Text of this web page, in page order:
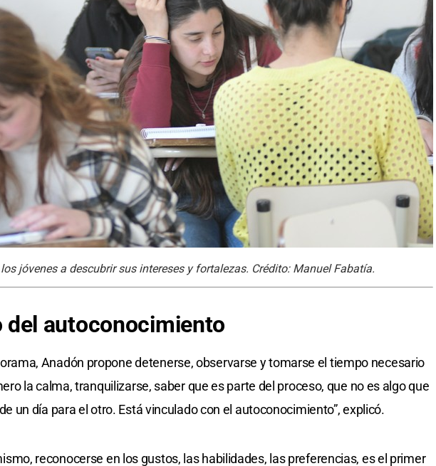
jóvenes a descubrir sus intereses y fortalezas. Crédito: Manuel Fabatía.
del autoconocimiento
Anadón propone detenerse, observarse y tomarse el tiempo necesario
la calma, tranquilizarse, saber que es parte del proceso, que no es algo que
un día para el otro. Está vinculado con el autoconocimiento”, explicó.
reconocerse en los gustos, las habilidades, las preferencias, es el primer